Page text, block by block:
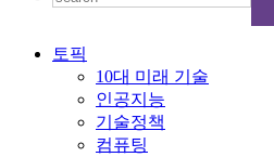
토픽
10대 미래 기술
인공지능
기술정책
컴퓨팅